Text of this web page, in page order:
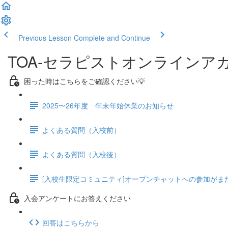
Previous Lesson Complete and Continue
TOA-セラピストオンラインア
困った時はこちらをご確認ください💡
2025〜26年度 年末年始休業のお知らせ
よくある質問（入校前）
よくある質問（入校後）
[入校生限定コミュニティ]オープンチャットへの参加がま
入会アンケートにお答えください
回答はこちらから